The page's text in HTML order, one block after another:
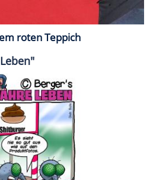
roten Teppich